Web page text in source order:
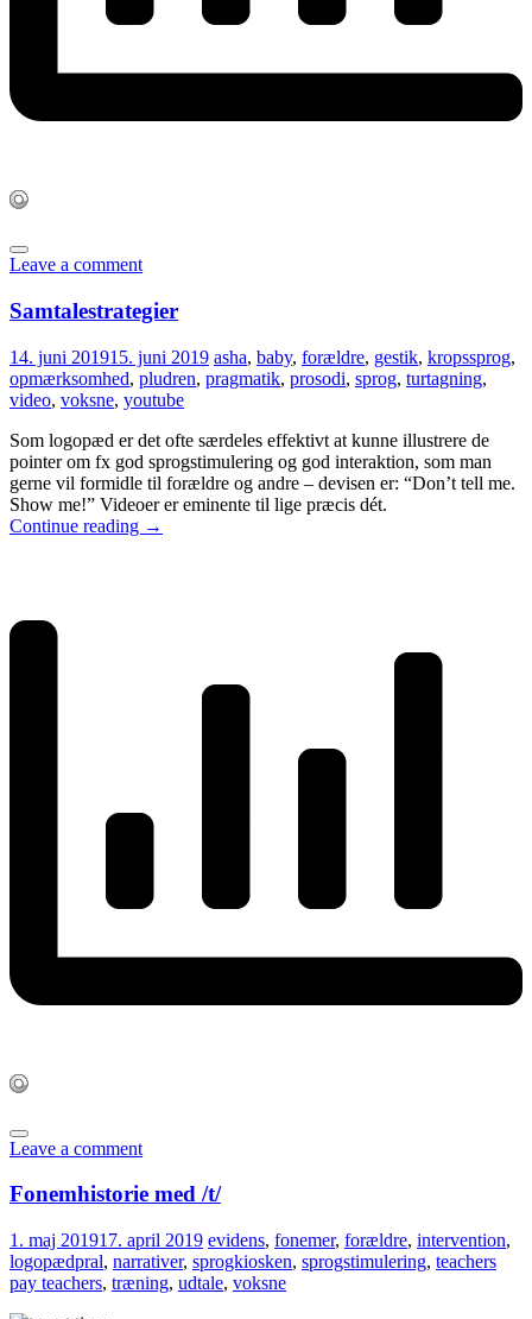
Leave a comment
Samtalestrategier
14. juni 201915. juni 2019 asha, baby, forældre, gestik, kropssprog,
opmærksomhed, pludren, pragmatik, prosodi, sprog, turtagning,
video, voksne, youtube
Som logopæd er det ofte særdeles effektivt at kunne illustrere de
pointer om fx god sprogstimulering og god interaktion, som man
gerne vil formidle til forældre og andre – devisen er: “Don’t tell me.
Show me!” Videoer er eminente til lige præcis dét.
Continue reading →
Leave a comment
Fonemhistorie med /t/
1. maj 201917. april 2019 evidens, fonemer, forældre, intervention,
logopædpral, narrativer, sprogkiosken, sprogstimulering, teachers
pay teachers, træning, udtale, voksne